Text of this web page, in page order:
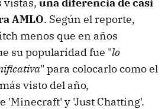
vistas, una diferencia de casi
AMLO. Según el reporte,
menos que en años
su popularidad fue "lo
" para colocarlo como el
visto del año,
'Minecraft' y 'Just Chatting'.